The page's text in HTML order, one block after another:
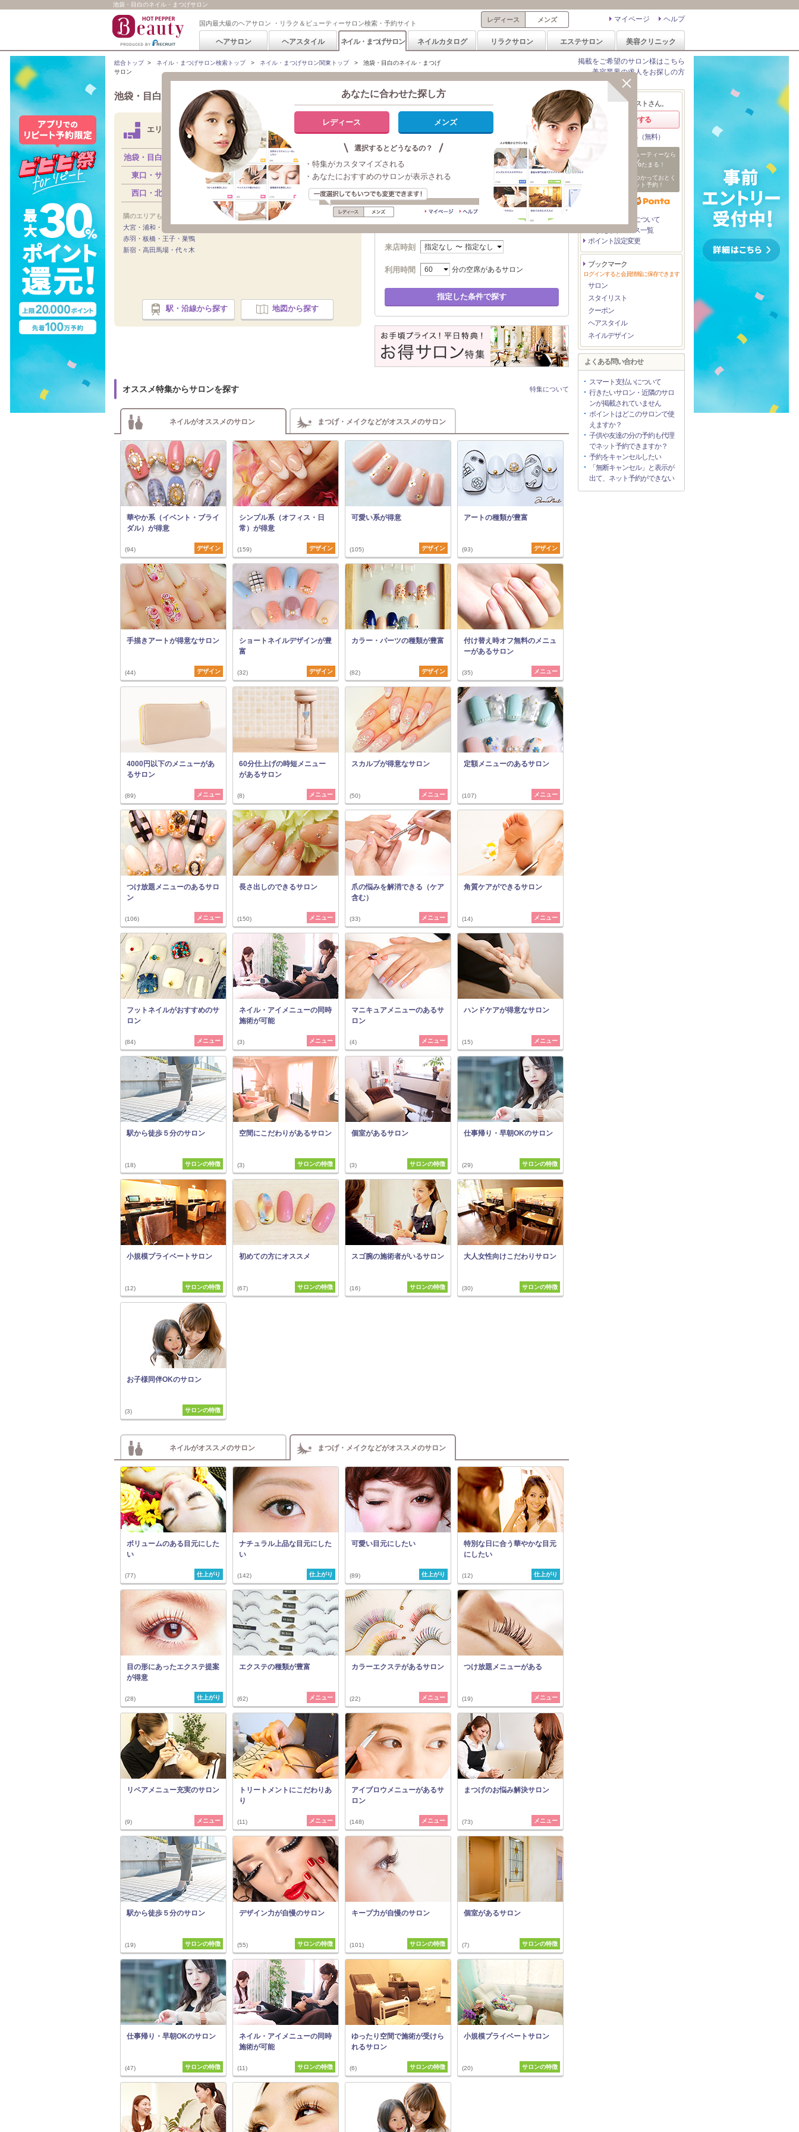
池袋・目白のネイル・まつげサロン
国内最大級のヘアサロン ・リラク＆ビューティーサロン検索・予約サイト ヘルプ
マイページ
レディース メンズ
ヘアサロン ヘアスタイル ネイル・まつげサロン ネイルカタログ リラクサロン エステサロン 美容クリニック
総合トップ> ネイル・まつげサロン検索トップ> ネイル・まつげサロン関東トップ>
池袋・目白のネイル・まつげ
サロン
掲載をご希望のサロン様はこちら
美容業界の求人をお探しの方
池袋・目白 のネイル・まつげサロン検索・予約 エリア変更
エリアから探す
池袋・目白すべて
東口・サンシャイン方面（294）
西口・北口・目白
隣のエリアも見る：
大宮・浦和・川口
赤羽・板橋・王子・巣鴨
新宿・高田馬場・代々木
駅・沿線から探す 地図から探す
日付・来店時刻から探す
今日
Fri Aug 07
15:42:39 JST
Sat Aug 08
15:42:39 JST
2026
日
付
を
指
定
来店時刻 指定なし 〜 指定なし
利用時間 分の空席があるサロン
指定した条件で探す
オススメ特集からサロンを探す 特集について
ネイルがオススメのサロン まつげ・メイクなどがオススメのサロン
華やか系（イベント・ブライ
ダル）が得意
(94) デザイン
シンプル系（オフィス・日
常）が得意
(159) デザイン
可愛い系が得意
(105) デザイン
アートの種類が豊富
(93) デザイン
手描きアートが得意なサロン
(44) デザイン
ショートネイルデザインが豊
富
(32) デザイン
カラー・パーツの種類が豊富
(82) デザイン
付け替え時オフ無料のメニュ
ーがあるサロン
(35) メニュー
4000円以下のメニューがあ
るサロン
(89) メニュー
60分仕上げの時短メニュー
があるサロン
(8) メニュー
スカルプが得意なサロン
(50) メニュー
定額メニューのあるサロン
(107) メニュー
つけ放題メニューのあるサロ
ン
(106) メニュー
長さ出しのできるサロン
(150) メニュー
爪の悩みを解消できる（ケア
含む）
(33) メニュー
角質ケアができるサロン
(14) メニュー
フットネイルがおすすめのサ
ロン
(84) メニュー
ネイル・アイメニューの同時
施術が可能
(3) メニュー
マニキュアメニューのあるサ
ロン
(4) メニュー
ハンドケアが得意なサロン
(15) メニュー
駅から徒歩５分のサロン
(18) サロンの特徴
空間にこだわりがあるサロン
(3) サロンの特徴
個室があるサロン
(3) サロンの特徴
仕事帰り・早朝OKのサロン
(29) サロンの特徴
小規模プライベートサロン
(12) サロンの特徴
初めての方にオススメ
(67) サロンの特徴
スゴ腕の施術者がいるサロン
(16) サロンの特徴
大人女性向けこだわりサロン
(30) サロンの特徴
お子様同伴OKのサロン
(3) サロンの特徴
ネイルがオススメのサロン まつげ・メイクなどがオススメのサロン
ボリュームのある目元にした
い
(77) 仕上がり
ナチュラル上品な目元にした
い
(142) 仕上がり
可愛い目元にしたい
(89) 仕上がり
特別な日に合う華やかな目元
にしたい
(12) 仕上がり
目の形にあったエクステ提案
が得意
(28) 仕上がり
エクステの種類が豊富
(62) メニュー
カラーエクステがあるサロン
(22) メニュー
つけ放題メニューがある
(19) メニュー
リペアメニュー充実のサロン
(9) メニュー
トリートメントにこだわりあ
り
(11) メニュー
アイブロウメニューがあるサ
ロン
(148) メニュー
まつげのお悩み解決サロン
(73) メニュー
駅から徒歩５分のサロン
(19) サロンの特徴
デザイン力が自慢のサロン
(55) サロンの特徴
キープ力が自慢のサロン
(101) サロンの特徴
個室があるサロン
(7) サロンの特徴
仕事帰り・早朝OKのサロン
(47) サロンの特徴
ネイル・アイメニューの同時
施術が可能
(11) サロンの特徴
ゆったり空間で施術が受けら
れるサロン
(6) サロンの特徴
小規模プライベートサロン
(20) サロンの特徴
ようこそ、ゲストさん。
ログインする
会員登録する（無料）
ホットペッパービューティーなら
1%たまる！
ためたポイントをつかっておとく
にサロンをネット予約！
たまるポイントについて
つかえるサービス一覧
ポイント設定変更
ブックマーク
ログインすると会員情報に保存できます
サロン
スタイリスト
クーポン
ヘアスタイル
ネイルデザイン
よくある問い合わせ
スマート支払いについて
行きたいサロン・近隣のサロ
ンが掲載されていません
ポイントはどこのサロンで使
えますか？
子供や友達の分の予約も代理
でネット予約できますか？
予約をキャンセルしたい
「無断キャンセル」と表示が
出て、ネット予約ができない
あなたに合わせた探し方
レディース メンズ
選択するとどうなるの？
・特集がカスタマイズされる
・あなたにおすすめのサロンが表示される